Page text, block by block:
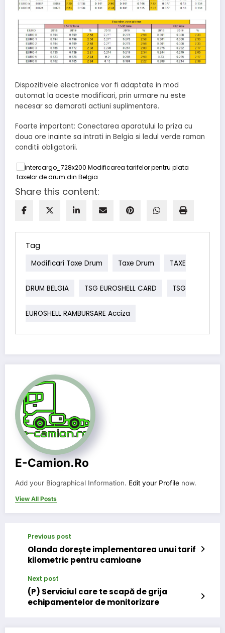
Dispozitivele electronice vor fi adaptate in mod
automat la aceste modificari, prin urmare nu este
necesar sa demarati actiuni suplimentare.
Foarte important: Conectarea aparatului la priza cu
doua ore inainte sa intrati in Belgia si ledul verde raman
conditii obligatorii.
Share this content:
Tag
Modificari Taxe Drum Taxe Drum TAXE
DRUM BELGIA TSG EUROSHELL CARD TSG
EUROSHELL RAMBURSARE Acciza
E-Camion.ro
Add your Biographical Information. Edit your Profile now.
View All Posts
Previous post
Olanda dorește implementarea unui tarif
kilometric pentru camioane
Next post
(P) Serviciul care te scapă de grija
echipamentelor de monitorizare